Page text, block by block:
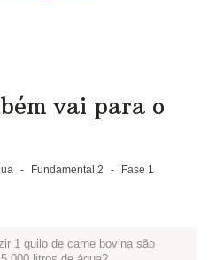
vai para o
- Fundamental 2 - Fase 1
1 quilo de carne bovina são